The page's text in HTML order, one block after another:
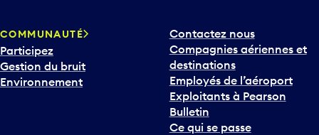
o
u
r
i
COMMUNAUTÉ
Participez
Gestion du bruit
Environnement
Contactez nous
Compagnies aériennes et
destinations
Employés de l’aéroport
Exploitants à Pearson
Bulletin
Ce qui se passe